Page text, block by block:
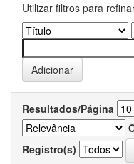
Utilizar filtros para
Resultados/Página
Registro(s)